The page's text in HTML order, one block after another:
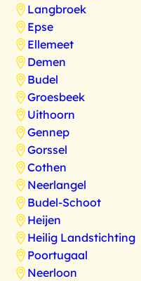
Langbroek
Epse
Ellemeet
Demen
Budel
Groesbeek
Uithoorn
Gennep
Gorssel
Cothen
Neerlangel
Budel-Schoot
Heijen
Heilig Landstichting
Poortugaal
Neerloon